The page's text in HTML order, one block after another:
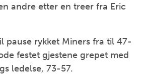
andre etter en treer fra Eric
pause rykket Miners fra til 47-
festet gjestene grepet med
ledelse, 73-57.